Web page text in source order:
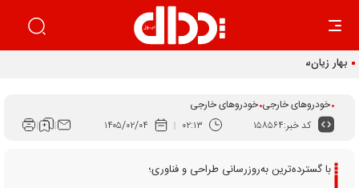
بهار زیان‌ساز خودرو
خودروهای خارجی خودروهای خارجی
کد خبر:۱۵۸۵۶۴ ۰۲:۱۳ ۱۴۰۵/۰۲/۰۴
با گسترده‌ترین به‌روزرسانی طراحی و فناوری؛